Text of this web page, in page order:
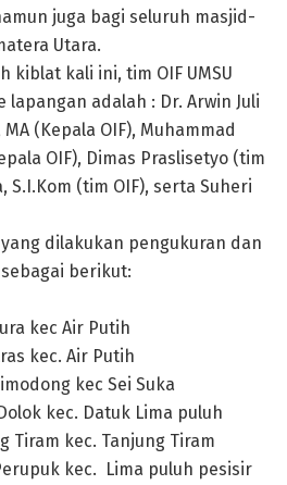
juga bagi seluruh masjid-
Utara.
kiblat kali ini, tim OIF UMSU
adalah : Dr. Arwin Juli
(Kepala OIF), Muhammad
OIF), Dimas Praslisetyo (tim
S.I.Kom (tim OIF), serta Suheri
dilakukan pengukuran dan
berikut:
kec Air Putih
kec. Air Putih
kec Sei Suka
kec. Datuk Lima puluh
Tiram kec. Tanjung Tiram
kec. Lima puluh pesisir